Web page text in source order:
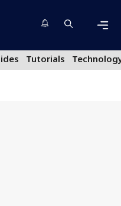
Tutorials